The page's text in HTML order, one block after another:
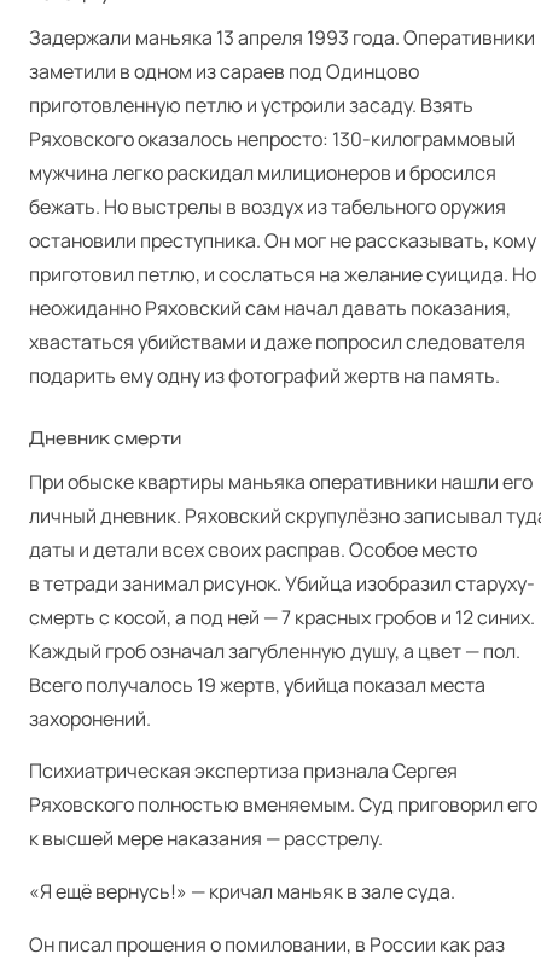
Задержали маньяка 13 апреля 1993 года. Оперативники
заметили в одном из сараев под Одинцово
приготовленную петлю и устроили засаду. Взять
Ряховского оказалось непросто: 130-килограммовый
мужчина легко раскидал милиционеров и бросился
бежать. Но выстрелы в воздух из табельного оружия
остановили преступника. Он мог не рассказывать, кому
приготовил петлю, и сослаться на желание суицида. Но
неожиданно Ряховский сам начал давать показания,
хвастаться убийствами и даже попросил следователя
подарить ему одну из фотографий жертв на память.
Дневник смерти
При обыске квартиры маньяка оперативники нашли его
личный дневник. Ряховский скрупулёзно записывал
даты и детали всех своих расправ. Особое место
в тетради занимал рисунок. Убийца изобразил старуху-
смерть с косой, а под ней — 7 красных гробов и 12 синих.
Каждый гроб означал загубленную душу, а цвет — пол.
Всего получалось 19 жертв, убийца показал места
захоронений.
Психиатрическая экспертиза признала Сергея
Ряховского полностью вменяемым. Суд приговорил его
к высшей мере наказания — расстрелу.
«Я ещё вернусь!» — кричал маньяк в зале суда.
Он писал прошения о помиловании, в России как раз